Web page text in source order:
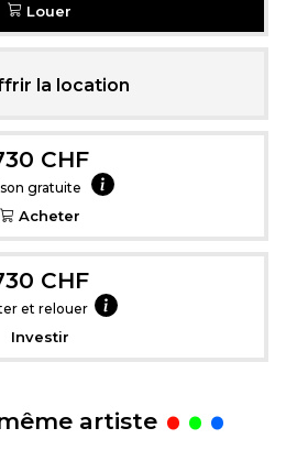
Louer
la location
CHF
gratuite
Acheter
CHF
et relouer
Investir
artiste .